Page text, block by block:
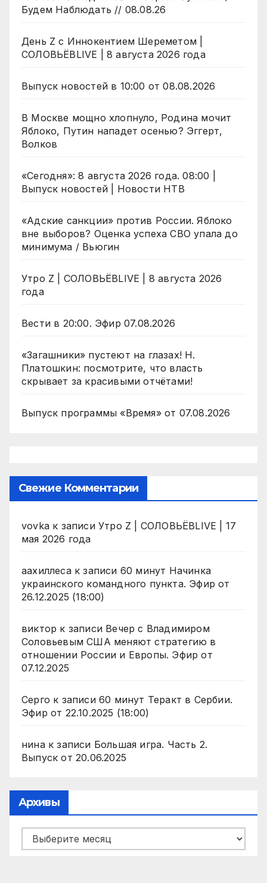
Будем Наблюдать // 08.08.26
День Z с Иннокентием Шереметом |
СОЛОВЬЁВLIVE | 8 августа 2026 года
Выпуск новостей в 10:00 от 08.08.2026
В Москве мощно хлопнуло, Родина мочит
Яблоко, Путин нападет осенью? Эггерт,
Волков
«Сегодня»: 8 августа 2026 года. 08:00 |
Выпуск новостей | Новости НТВ
«Адские санкции» против России. Яблоко
вне выборов? Оценка успеха СВО упала до
минимума / Вьюгин
Утро Z | СОЛОВЬЁВLIVE | 8 августа 2026
года
Вести в 20:00. Эфир 07.08.2026
«Загашники» пустеют на глазах! Н.
Платошкин: посмотрите, что власть
скрывает за красивыми отчётами!
Выпуск программы «Время» от 07.08.2026
Свежие Комментарии
vovka к записи Утро Z | СОЛОВЬЁВLIVE | 17
мая 2026 года
аахиллесак записи 60 минут Начинка
украинского командного пункта. Эфир от
26.12.2025 (18:00)
виктор к записи Вечер с Владимиром
Соловьевым США меняют стратегию в
отношении России и Европы. Эфир от
07.12.2025
Серго к записи 60 минут Теракт в Сербии.
Эфир от 22.10.2025 (18:00)
нинак записи Большая игра. Часть 2.
Выпуск от 20.06.2025
Архивы
Архивы